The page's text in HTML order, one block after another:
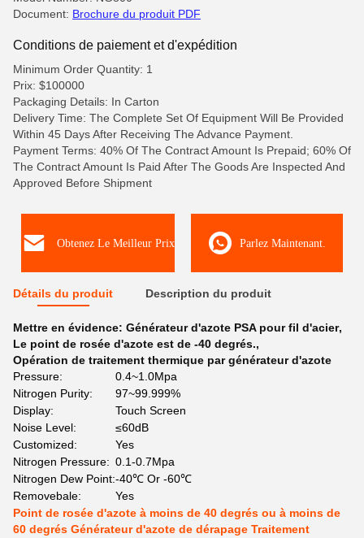
Document: Brochure du produit PDF
Conditions de paiement et d'expédition
Minimum Order Quantity: 1
Prix: $100000
Packaging Details: In Carton
Delivery Time: The Complete Set Of Equipment Will Be Provided
Within 45 Days After Receiving The Advance Payment.
Payment Terms: 40% Of The Contract Amount Is Prepaid; 60% Of
The Contract Amount Is Paid After The Goods Are Inspected And
Approved Before Shipment
Obtenez Le Meilleur Prix Parlez Maintenant.
Détails du produit Description du produit
Mettre en évidence: Générateur d'azote PSA pour fil d'acier,
Le point de rosée d'azote est de -40 degrés.,
Opération de traitement thermique par générateur d'azote
Pressure:
0.4~1.0Mpa
Nitrogen Purity:
97~99.999%
Display:
Touch Screen
Noise Level:
≤60dB
Customized:
Yes
Nitrogen Pressure: 0.1-0.7Mpa
Nitrogen Dew Point:-40℃ Or -60℃
Removebale:
Yes
Point de rosée d'azote à moins de 40 degrés ou à moins de
60 degrés Générateur d'azote de dérapage Traitement